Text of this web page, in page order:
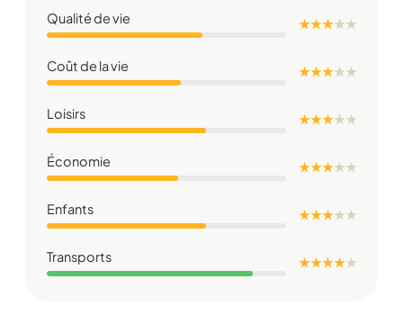
Qualité de vie ★ ★ ★★★
Coût de la vie ★ ★ ★★★
Loisirs ★ ★ ★★★
Économie ★ ★ ★★★
Enfants ★ ★ ★★★
Transports ★ ★ ★ ★★